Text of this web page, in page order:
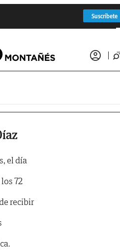
Suscríbete
el día
72
recibir